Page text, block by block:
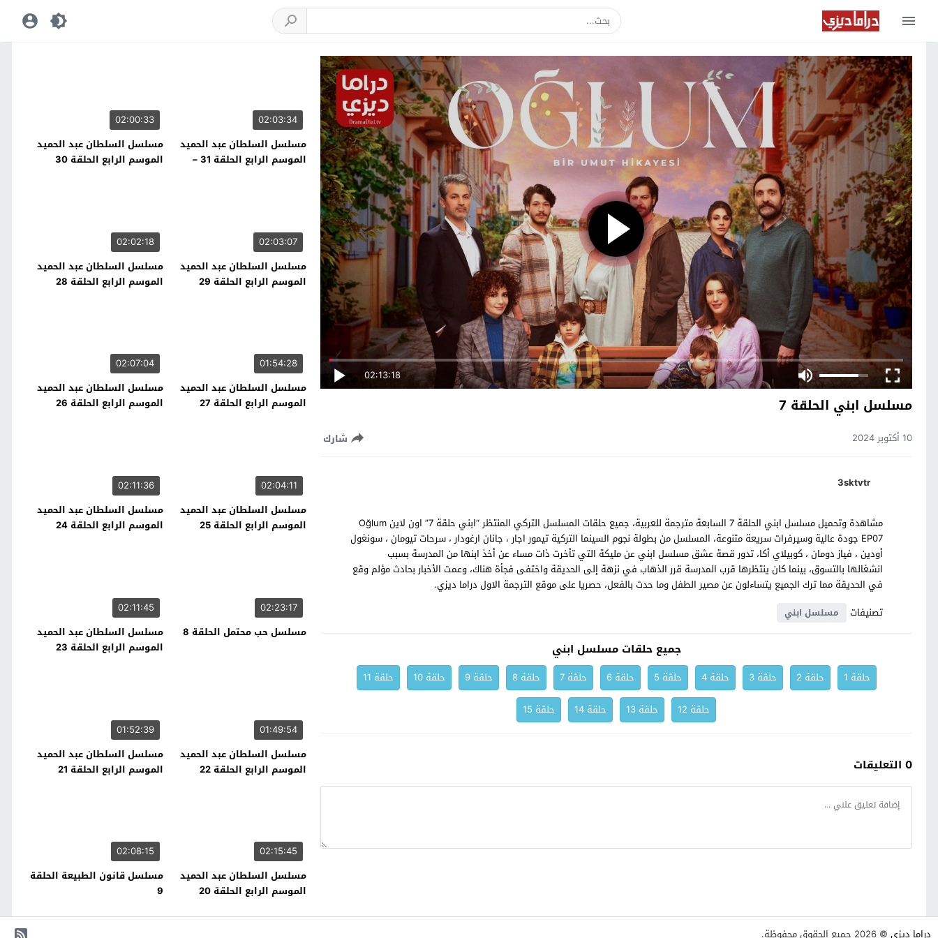
02:13:18
مسلسل ابني الحلقة 7
10 أكتوبر 2024 شارك
3sktvtr
مشاهدة وتحميل مسلسل ابني الحلقة 7 السابعة مترجمة للعربية، جميع حلقات المسلسل التركي المنتظر “ابني حلقة 7” اون لاين Oğlum
EP07 جودة عالية وسيرفرات سريعة متنوعة، المسلسل من بطولة نجوم السينما التركية تيمور اجار ، جانان ارغودار ، سرحات تيومان ، سونغول
أودين ، فياز دومان ، كوبيلاي أكا، تدور قصة عشق مسلسل ابني عن مليكة التي تأخرت ذات مساء عن أخذ ابنها من المدرسة بسبب
انشغالها بالتسوق، بينما كان ينتظرها قرب المدرسة قرر الذهاب في نزهة إلى الحديقة واختفى فجأة هناك، وعمت الأخبار بحادث مؤلم وقع
في الحديقة مما ترك الجميع يتساءلون عن مصير الطفل وما حدث بالفعل، حصريا على موقع الترجمة الاول دراما ديزي.
تصنيفات
مسلسل ابني
جميع حلقات مسلسل ابني
حلقة 1 حلقة 2 حلقة 3 حلقة 4 حلقة 5 حلقة 6 حلقة 7 حلقة 8 حلقة 9 حلقة 10
حلقة 11
حلقة 12
حلقة 13 حلقة 14 حلقة 15
0 التعليقات
02:03:34
مسلسل السلطان عبد الحميد
الموسم الرابع الحلقة 31 –
02:00:33
مسلسل السلطان عبد الحميد
الموسم الرابع الحلقة 30
02:03:07
مسلسل السلطان عبد الحميد
الموسم الرابع الحلقة 29
02:02:18
مسلسل السلطان عبد الحميد
الموسم الرابع الحلقة 28
01:54:28
مسلسل السلطان عبد الحميد
الموسم الرابع الحلقة 27
02:07:04
مسلسل السلطان عبد الحميد
الموسم الرابع الحلقة 26
02:04:11
مسلسل السلطان عبد الحميد
الموسم الرابع الحلقة 25
02:11:36
مسلسل السلطان عبد الحميد
الموسم الرابع الحلقة 24
02:23:17
مسلسل حب محتمل الحلقة 8
02:11:45
مسلسل السلطان عبد الحميد
الموسم الرابع الحلقة 23
01:49:54
مسلسل السلطان عبد الحميد
الموسم الرابع الحلقة 22
01:52:39
مسلسل السلطان عبد الحميد
الموسم الرابع الحلقة 21
02:15:45
مسلسل السلطان عبد الحميد
الموسم الرابع الحلقة 20
02:08:15
مسلسل قانون الطبيعة الحلقة
9
دراما ديزي © 2026 جميع الحقوق محفوظة.